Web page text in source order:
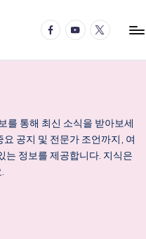
FacebookYouTubeTwitter
를 통해 최신 소식을 받아보세
공지 및 전문가 조언까지, 여
는 정보를 제공합니다. 지식은